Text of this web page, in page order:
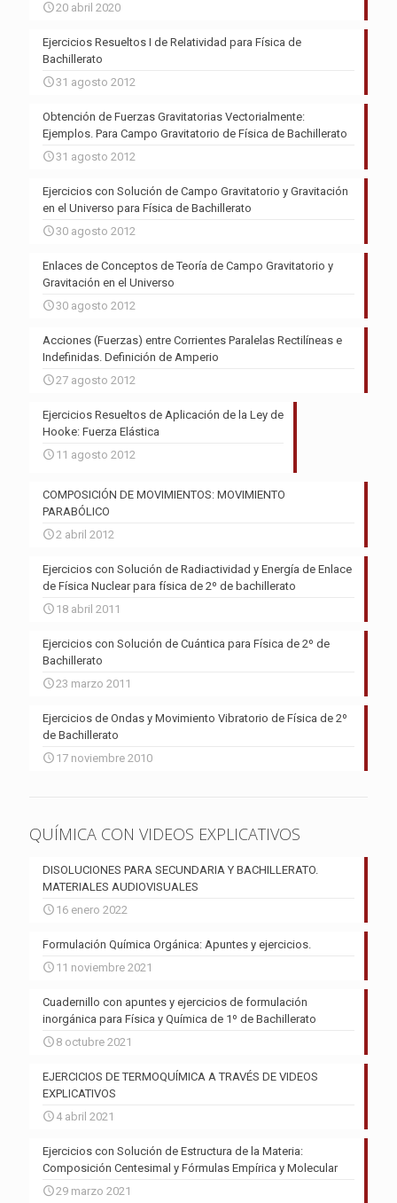
20 abril 2020
Ejercicios Resueltos I de Relatividad para Física de
Bachillerato
31 agosto 2012
Obtención de Fuerzas Gravitatorias Vectorialmente:
Ejemplos. Para Campo Gravitatorio de Física de Bachillerato
31 agosto 2012
Ejercicios con Solución de Campo Gravitatorio y Gravitación
en el Universo para Física de Bachillerato
30 agosto 2012
Enlaces de Conceptos de Teoría de Campo Gravitatorio y
Gravitación en el Universo
30 agosto 2012
Acciones (Fuerzas) entre Corrientes Paralelas Rectilíneas e
Indefinidas. Definición de Amperio
27 agosto 2012
Ejercicios Resueltos de Aplicación de la Ley de
Hooke: Fuerza Elástica
11 agosto 2012
COMPOSICIÓN DE MOVIMIENTOS: MOVIMIENTO
PARABÓLICO
2 abril 2012
Ejercicios con Solución de Radiactividad y Energía de Enlace
de Física Nuclear para física de 2º de bachillerato
18 abril 2011
Ejercicios con Solución de Cuántica para Física de 2º de
Bachillerato
23 marzo 2011
Ejercicios de Ondas y Movimiento Vibratorio de Física de 2º
de Bachillerato
17 noviembre 2010
QUÍMICA CON VIDEOS EXPLICATIVOS
DISOLUCIONES PARA SECUNDARIA Y BACHILLERATO.
MATERIALES AUDIOVISUALES
16 enero 2022
Formulación Química Orgánica: Apuntes y ejercicios.
11 noviembre 2021
Cuadernillo con apuntes y ejercicios de formulación
inorgánica para Física y Química de 1º de Bachillerato
8 octubre 2021
EJERCICIOS DE TERMOQUÍMICA A TRAVÉS DE VIDEOS
EXPLICATIVOS
4 abril 2021
Ejercicios con Solución de Estructura de la Materia:
Composición Centesimal y Fórmulas Empírica y Molecular
29 marzo 2021